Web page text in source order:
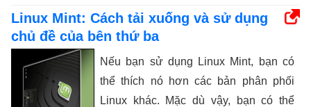
Linux Mint: Cách tải xuống và sử dụng
chủ đề của bên thứ ba
Nếu bạn sử dụng Linux Mint, bạn có
thể thích nó hơn các bản phân phối
Linux khác. Mặc dù vậy, bạn có thể